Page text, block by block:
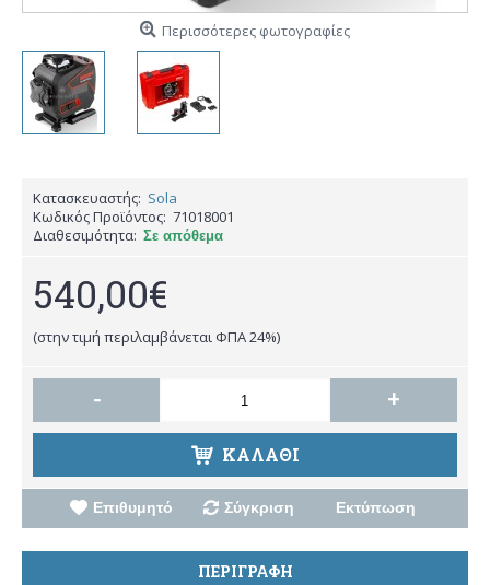
Περισσότερες φωτογραφίες
Κατασκευαστής: Sola
Κωδικός Προϊόντος: 71018001
Διαθεσιμότητα: Σε απόθεμα
540,00€
(στην τιμή περιλαμβάνεται ΦΠΑ 24%)
- +
ΚΑΛΑΘΙ
Επιθυμητό Σύγκριση Εκτύπωση
ΠΕΡΙΓΡΑΦΗ